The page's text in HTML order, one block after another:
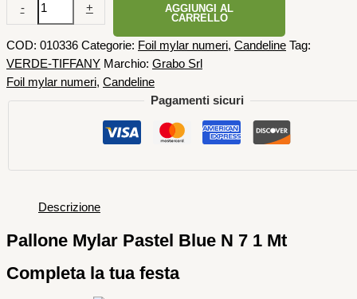
- +
AGGIUNGI AL
CARRELLO
COD: 010336 Categorie: Foil mylar numeri, Candeline Tag:
VERDE-TIFFANY Marchio: Grabo Srl
Foil mylar numeri, Candeline
Pagamenti sicuri
Descrizione
Pallone Mylar Pastel Blue N 7 1 Mt
Completa la tua festa